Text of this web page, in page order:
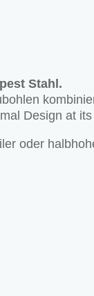
Stahl.
Design at
oder